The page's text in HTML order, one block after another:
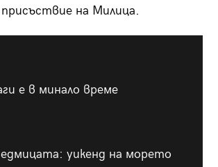
присъствие на Милица.
е в минало време
уикенд на морето